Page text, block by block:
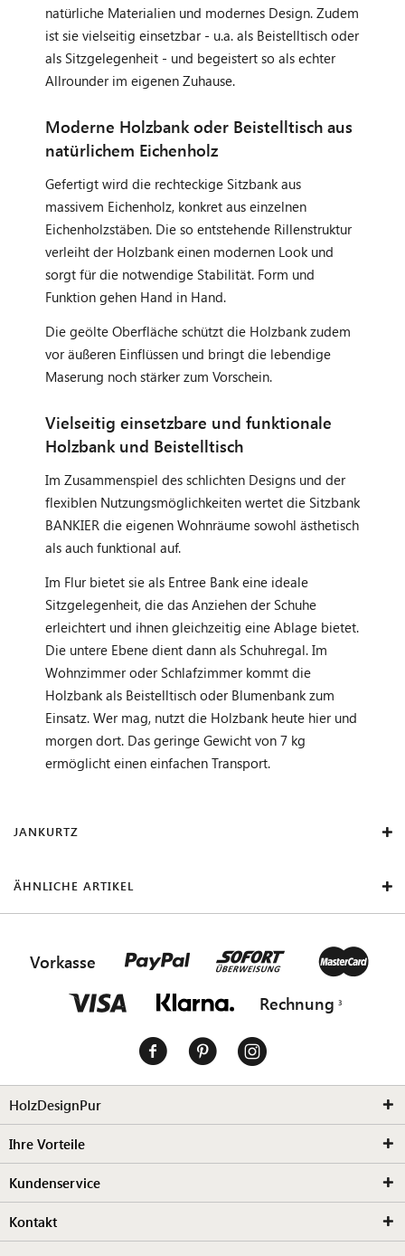
natürliche Materialien und modernes Design. Zudem
ist sie vielseitig einsetzbar - u.a. als Beistelltisch oder
als Sitzgelegenheit - und begeistert so als echter
Allrounder im eigenen Zuhause.
Moderne Holzbank oder Beistelltisch aus
natürlichem Eichenholz
Gefertigt wird die rechteckige Sitzbank aus
massivem Eichenholz, konkret aus einzelnen
Eichenholzstäben. Die so entstehende Rillenstruktur
verleiht der Holzbank einen modernen Look und
sorgt für die notwendige Stabilität. Form und
Funktion gehen Hand in Hand.
Die geölte Oberfläche schützt die Holzbank zudem
vor äußeren Einflüssen und bringt die lebendige
Maserung noch stärker zum Vorschein.
Vielseitig einsetzbare und funktionale
Holzbank und Beistelltisch
Im Zusammenspiel des schlichten Designs und der
flexiblen Nutzungsmöglichkeiten wertet die Sitzbank
BANKIER die eigenen Wohnräume sowohl ästhetisch
als auch funktional auf.
Im Flur bietet sie als Entree Bank eine ideale
Sitzgelegenheit, die das Anziehen der Schuhe
erleichtert und ihnen gleichzeitig eine Ablage bietet.
Die untere Ebene dient dann als Schuhregal. Im
Wohnzimmer oder Schlafzimmer kommt die
Holzbank als Beistelltisch oder Blumenbank zum
Einsatz. Wer mag, nutzt die Holzbank heute hier und
morgen dort. Das geringe Gewicht von 7 kg
ermöglicht einen einfachen Transport.
JANKURTZ
ÄHNLICHE ARTIKEL
Vorkasse
Rechnung
HolzDesignPur
Ihre Vorteile
Kundenservice
Kontakt